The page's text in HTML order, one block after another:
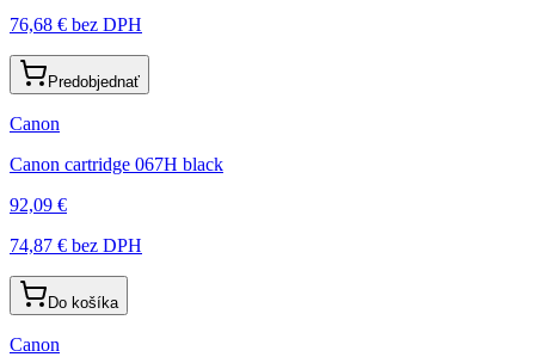
76,68 € bez DPH
Predobjednať
Canon
Canon cartridge 067H black
92,09 €
74,87 € bez DPH
Do košíka
Canon